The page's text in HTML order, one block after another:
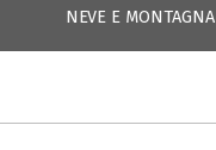
NEVE E MONTAGNA